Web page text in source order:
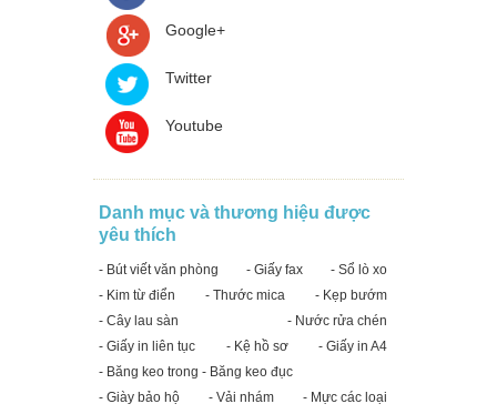
Google+
Twitter
Youtube
Danh mục và thương hiệu được
yêu thích
- Bút viết văn phòng - Giấy fax
- Sổ lò xo
- Kim từ điển
- Thước mica
- Kẹp bướm
- Cây lau sàn
- Nước rửa chén
- Giấy in liên tục
- Kệ hồ sơ
- Giấy in A4
- Băng keo trong - Băng keo đục
- Giày bảo hộ
- Vải nhám
- Mực các loại